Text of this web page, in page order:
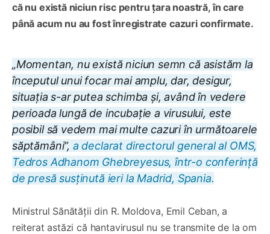
că nu există niciun risc pentru țara noastră, în care
până acum nu au fost înregistrate cazuri confirmate.
„Momentan, nu există niciun semn că asistăm la
începutul unui focar mai amplu, dar, desigur,
situația s-ar putea schimba și, având în vedere
perioada lungă de incubație a virusului, este
posibil să vedem mai multe cazuri în următoarele
săptămâni”, a declarat directorul general al OMS,
Tedros Adhanom Ghebreyesus, într-o conferință
de presă susținută ieri la Madrid, Spania.
Ministrul Sănătății din R. Moldova, Emil Ceban, a
reiterat astăzi că hantavirusul nu se transmite de la om